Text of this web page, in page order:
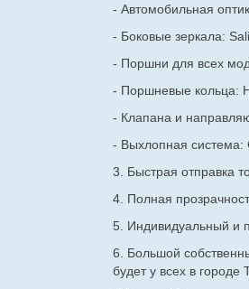
- Автомобильная
- Боковые зеркала:
- Поршни для всех
- Поршневые кольца:
- Клапана и
- Выхлопная система:
3. Быстрая отправка
4. Полная
5. Индивидуальный и
6. Большой
будет у всех в городе